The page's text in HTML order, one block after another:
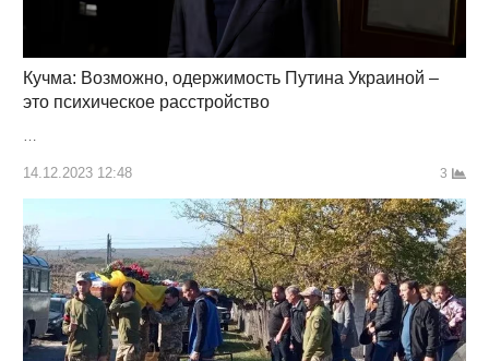
Кучма: Возможно, одержимость Путина Украиной –
это психическое расстройство
14.12.2023 12:48 3